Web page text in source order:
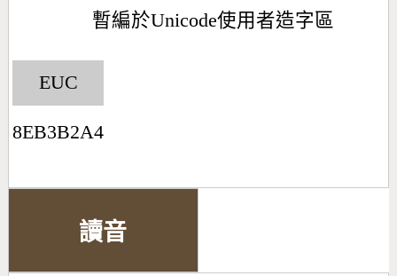
暫編於Unicode使用者造字區
EUC
8EB3B2A4
讀音